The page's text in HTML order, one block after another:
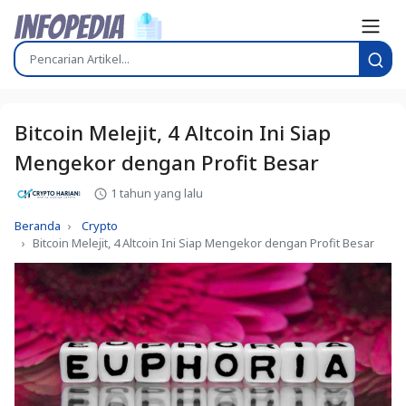
Bitcoin Melejit, 4 Altcoin Ini Siap
Mengekor dengan Profit Besar
1 tahun yang lalu
Beranda
Crypto
Bitcoin Melejit, 4 Altcoin Ini Siap Mengekor dengan Profit Besar